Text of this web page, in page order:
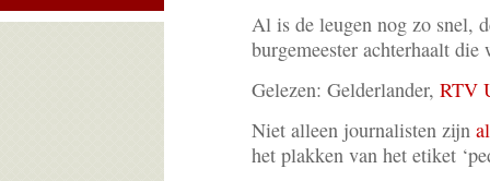
Al is de leugen nog zo snel,
burgemeester achterhaalt die
Gelezen: Gelderlander, RTV
Niet alleen journalisten zijn
het plakken van het etiket